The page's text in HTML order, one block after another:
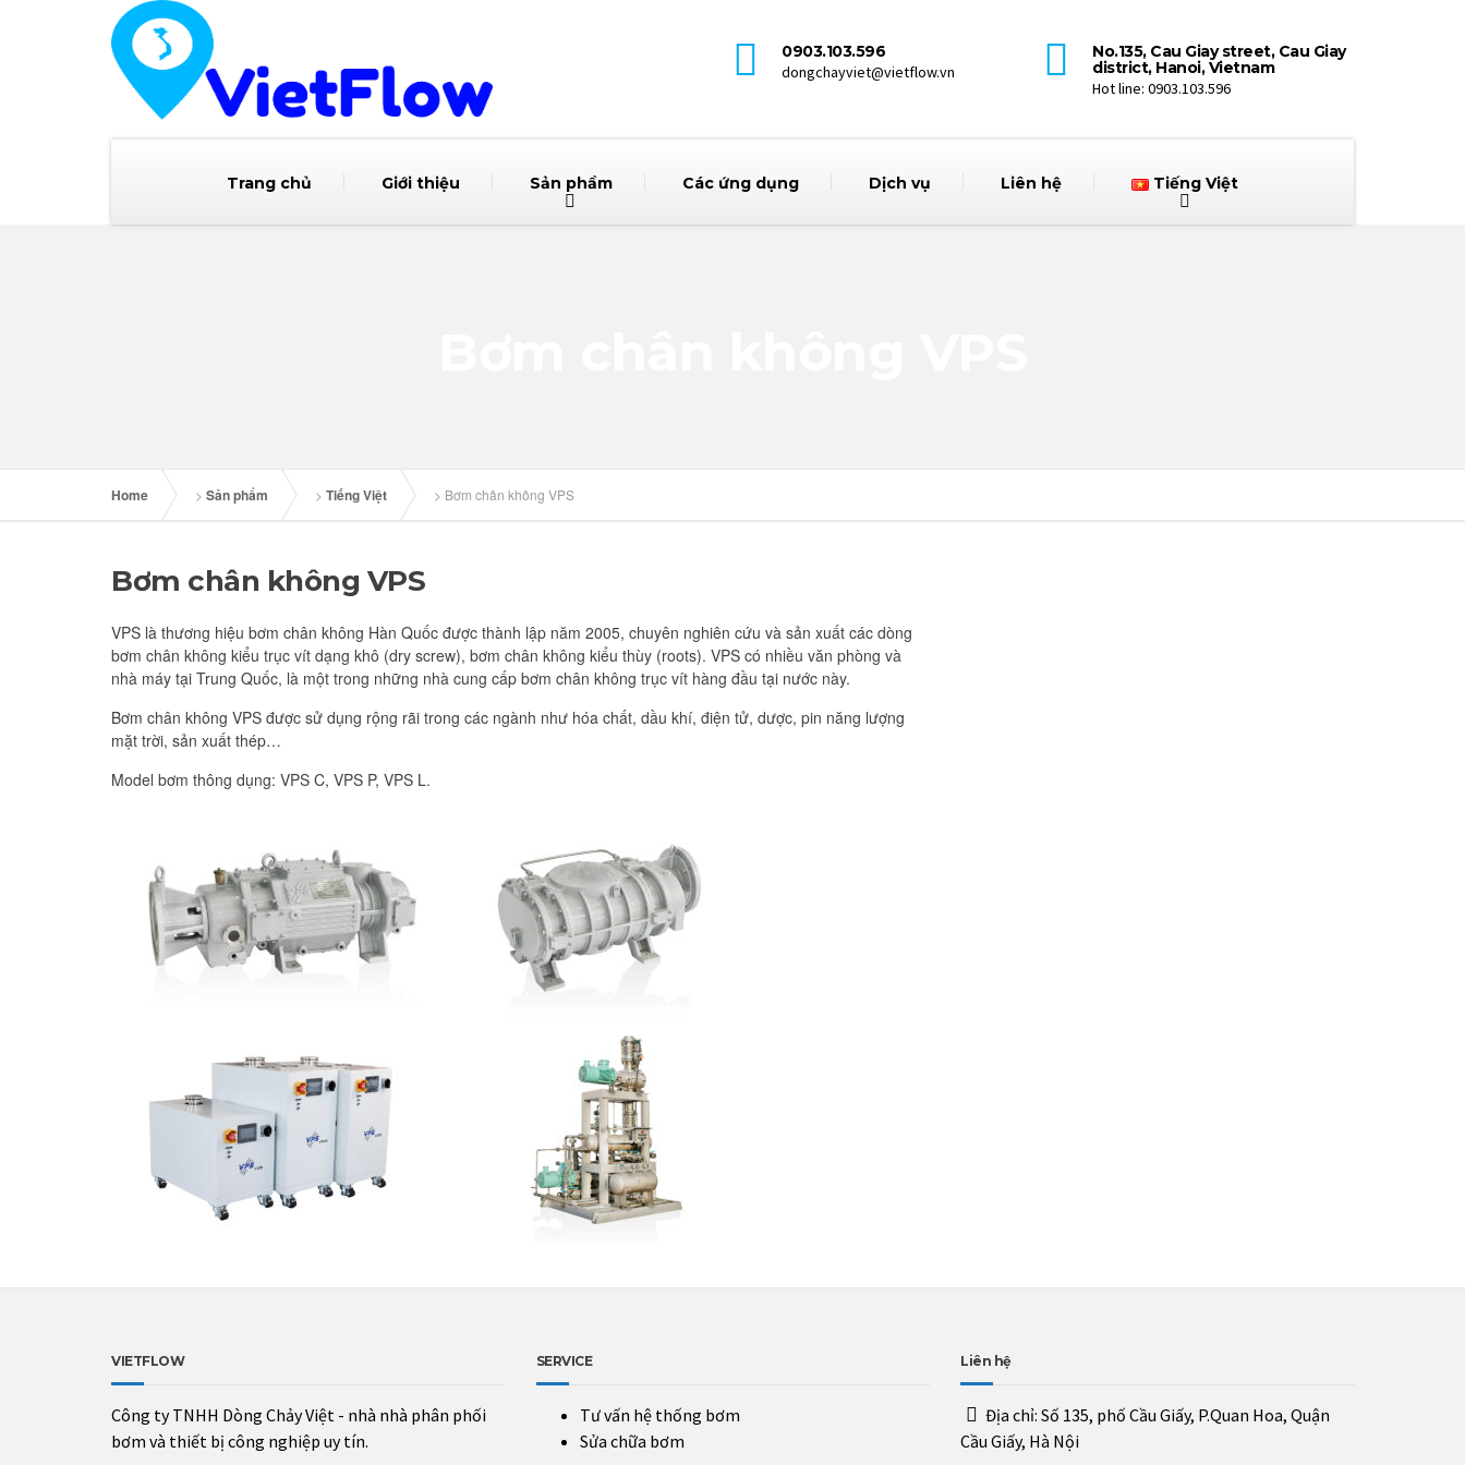
0903.103.596
dongchayviet@vietflow.vn
No.135, Cau Giay street, Cau Giay
district, Hanoi, Vietnam
Hot line: 0903.103.596
Trang chủ Giới thiệu Sản phẩm Các ứng dụng Dịch vụ Liên hệ Tiếng Việt
Home > Sản phẩm > Tiếng Việt > Bơm chân không VPS
Bơm chân không VPS
VPS là thương hiệu bơm chân không Hàn Quốc được thành lập năm 2005, chuyên nghiên cứu và sản xuất các dòng
bơm chân không kiểu trục vít dạng khô (dry screw), bơm chân không kiểu thùy (roots). VPS có nhiều văn phòng và
nhà máy tại Trung Quốc, là một trong những nhà cung cấp bơm chân không trục vít hàng đầu tại nước này.
Bơm chân không VPS được sử dụng rộng rãi trong các ngành như hóa chất, dầu khí, điện tử, dược, pin năng lượng
mặt trời, sản xuất thép…
Model bơm thông dụng: VPS C, VPS P, VPS L.
VIETFLOW
Công ty TNHH Dòng Chảy Việt - nhà nhà phân phối
bơm và thiết bị công nghiệp uy tín.
SERVICE
Tư vấn hệ thống bơm
Sửa chữa bơm
Liên hệ
Địa chỉ: Số 135, phố Cầu Giấy, P.Quan Hoa, Quận
Cầu Giấy, Hà Nội